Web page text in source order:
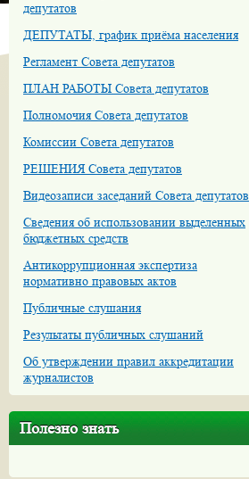
депутатов
ДЕПУТАТЫ, график приёма населения
Регламент Совета депутатов
ПЛАН РАБОТЫ Совета депутатов
Полномочия Совета депутатов
Комиссии Совета депутатов
РЕШЕНИЯ Совета депутатов
Видеозаписи заседаний Совета депутатов
Сведения об использовании выделенных
бюджетных средств
Антикоррупционная экспертиза
нормативно правовых актов
Публичные слушания
Результаты публичных слушаний
Об утверждении правил аккредитации
журналистов
Полезно знать